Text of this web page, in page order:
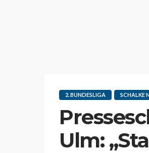
2. BUNDESLIGA SCHALKE
Ulm: